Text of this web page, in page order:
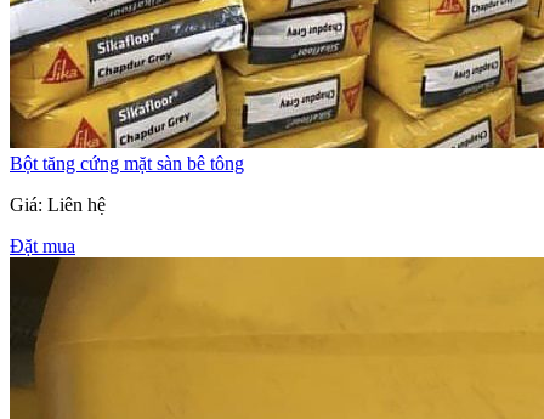
Bột tăng cứng mặt sàn bê tông
Giá: Liên hệ
Đặt mua